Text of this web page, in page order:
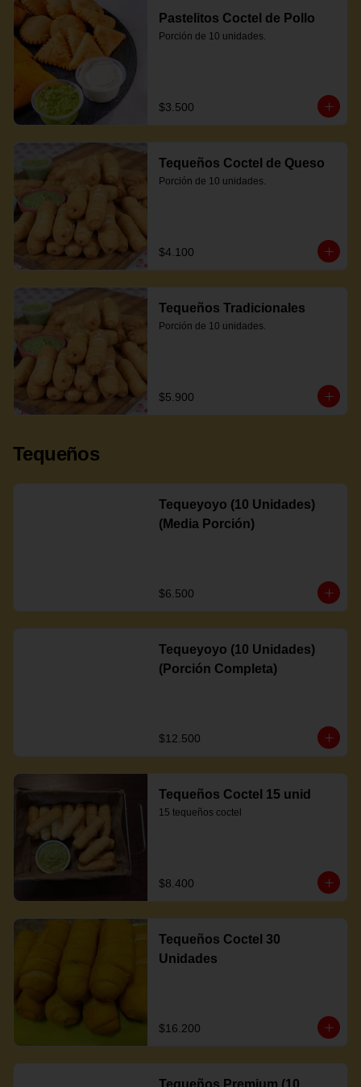
Pastelitos Coctel de Pollo
Porción de 10 unidades.
$3.500
Tequeños Coctel de Queso
Porción de 10 unidades.
$4.100
Tequeños Tradicionales
Porción de 10 unidades.
$5.900
Tequeños
Tequeyoyo (10 Unidades)
(Media Porción)
$6.500
Tequeyoyo (10 Unidades)
(Porción Completa)
$12.500
Tequeños Coctel 15 unid
15 tequeños coctel
$8.400
Tequeños Coctel 30
Unidades
$16.200
Tequeños Premium (10